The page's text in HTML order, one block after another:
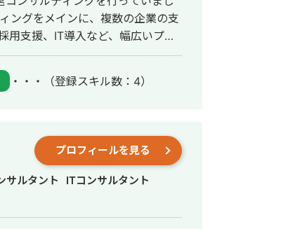
ングをメインに、複数の企業の支
用支援、IT導入など、幅広いプロ
きました。 特に課題解決や業務効
有しています。 また、社内のプ
規事業の立ち上げ時、提案資料の
策を提供します。 課題解決を主と
ています。 生産管理や業務効率
営に係るすべての業について改
・・・ （登録スキル数：4）
プロフィールを見る
サルタント ITコンサルタント